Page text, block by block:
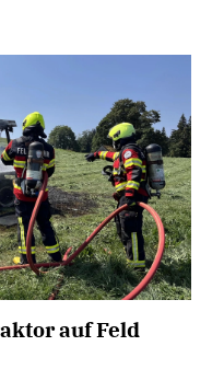
auf Feld